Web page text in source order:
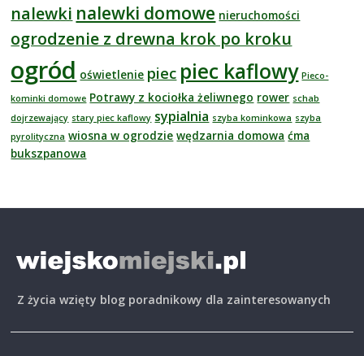
nalewki nalewki domowe nieruchomości
ogrodzenie z drewna krok po kroku
ogród oświetlenie piec piec kaflowy Pieco-
kominki domowe Potrawy z kociołka żeliwnego rower schab
dojrzewający stary piec kaflowy sypialnia szyba kominkowa szyba
pyrolityczna wiosna w ogrodzie wędzarnia domowa ćma
bukszpanowa
Z życia wzięty blog poradnikowy dla zainteresowanych